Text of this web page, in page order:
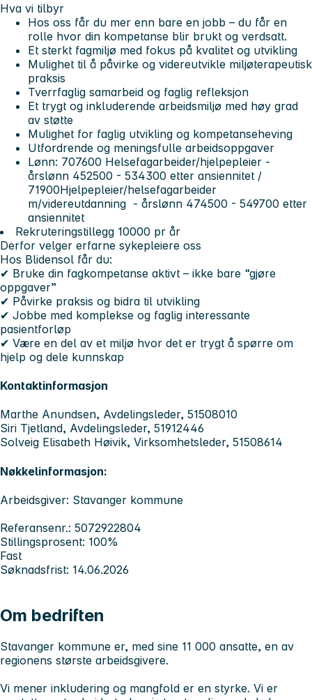
Hva vi tilbyr
Hos oss får du mer enn bare en jobb – du får en
rolle hvor din kompetanse blir brukt og verdsatt.
Et sterkt fagmiljø med fokus på kvalitet og utvikling
Mulighet til å påvirke og videreutvikle miljøterapeutisk
praksis
Tverrfaglig samarbeid og faglig refleksjon
Et trygt og inkluderende arbeidsmiljø med høy grad
av støtte
Mulighet for faglig utvikling og kompetanseheving
Utfordrende og meningsfulle arbeidsoppgaver
Lønn: 707600 Helsefagarbeider/hjelpepleier -
årslønn 452500 - 534300 etter ansiennitet /
71900Hjelpepleier/helsefagarbeider
m/videreutdanning - årslønn 474500 - 549700 etter
ansiennitet
Rekruteringstillegg 10000 pr år
Derfor velger erfarne sykepleiere oss
Hos Blidensol får du:
✔ Bruke din fagkompetanse aktivt – ikke bare “gjøre
oppgaver”
✔ Påvirke praksis og bidra til utvikling
✔ Jobbe med komplekse og faglig interessante
pasientforløp
✔ Være en del av et miljø hvor det er trygt å spørre om
hjelp og dele kunnskap
Kontaktinformasjon
Marthe Anundsen, Avdelingsleder, 51508010
Siri Tjetland, Avdelingsleder, 51912446
Solveig Elisabeth Høivik, Virksomhetsleder, 51508614
Nøkkelinformasjon:
Arbeidsgiver: Stavanger kommune
Referansenr.: 5072922804
Stillingsprosent: 100%
Fast
Søknadsfrist: 14.06.2026
Om bedriften
Stavanger kommune er, med sine 11 000 ansatte, en av
regionens største arbeidsgivere.
Vi mener inkludering og mangfold er en styrke. Vi er